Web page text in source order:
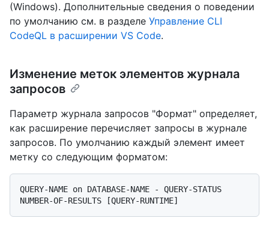
(Windows). Дополнительные сведения о поведении
по умолчанию см. в разделе Управление CLI
CodeQL в расширении VS Code.
Изменение меток элементов журнала
запросов
Параметр журнала запросов "Формат" определяет,
как расширение перечисляет запросы в журнале
запросов. По умолчанию каждый элемент имеет
метку со следующим форматом:
QUERY-NAME on DATABASE-NAME - QUERY-STATUS